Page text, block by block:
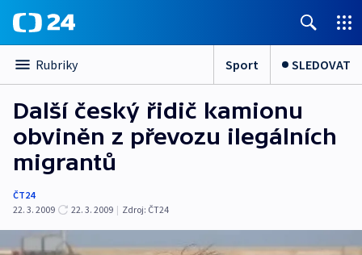
Rubriky Sport SLEDOVAT
Další český řidič kamionu
obviněn z převozu ilegálních
migrantů
ČT24
22. 3. 2009
22. 3. 2009 | Zdroj: ČT24